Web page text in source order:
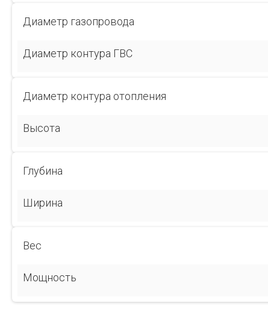
Диаметр газопровода
Диаметр контура ГВС
Диаметр контура отопления
Высота
Глубина
Ширина
Вес
Мощность